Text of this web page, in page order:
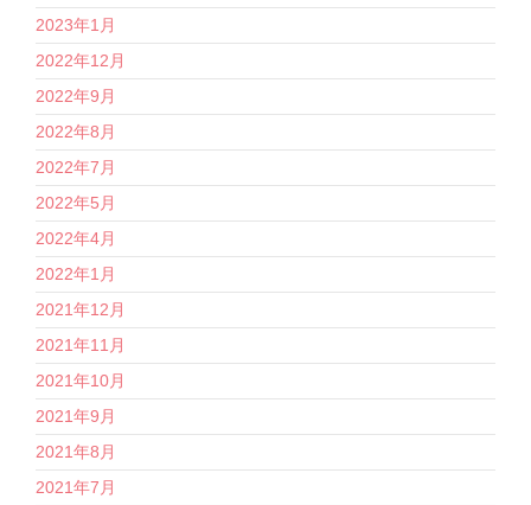
2023年1月
2022年12月
2022年9月
2022年8月
2022年7月
2022年5月
2022年4月
2022年1月
2021年12月
2021年11月
2021年10月
2021年9月
2021年8月
2021年7月